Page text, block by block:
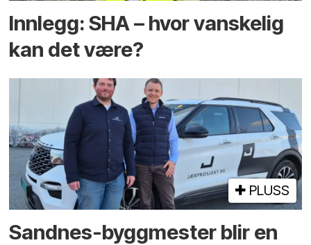
Innlegg: SHA – hvor vanskelig
kan det være?
PLUSS
Sandnes-byggmester blir en